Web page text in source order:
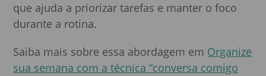
que ajuda a priorizar tarefas e manter o foco
durante a rotina.
Saiba mais sobre essa abordagem em Organize
sua semana com a técnica “conversa comigo